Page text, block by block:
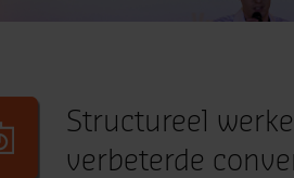
Structureel
verbeterde